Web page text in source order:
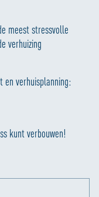
meest stressvolle
verhuizing
en verhuisplanning:
kunt verbouwen!